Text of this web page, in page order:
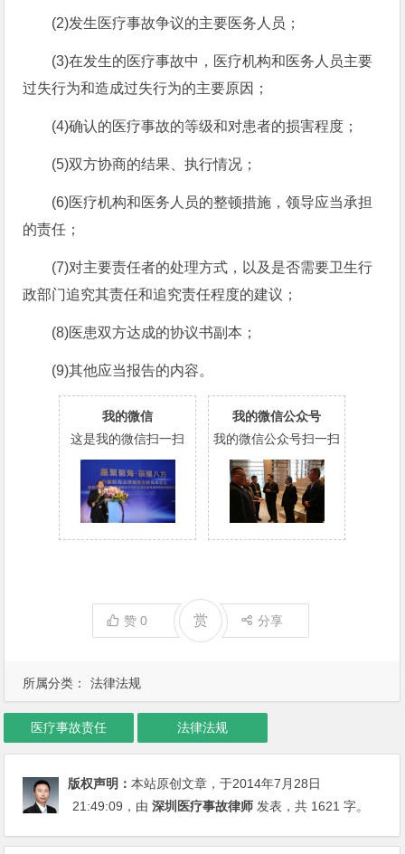
所属分类： 法律法规
(2)发生医疗事故争议的主要医务人员；
(3)在发生的医疗事故中，医疗机构和医务人员主要
过失行为和造成过失行为的主要原因；
(4)确认的医疗事故的等级和对患者的损害程度；
(5)双方协商的结果、执行情况；
(6)医疗机构和医务人员的整顿措施，领导应当承担
的责任；
(7)对主要责任者的处理方式，以及是否需要卫生行
政部门追究其责任和追究责任程度的建议；
(8)医患双方达成的协议书副本；
(9)其他应当报告的内容。
我的微信
这是我的微信扫一扫
我的微信公众号
我的微信公众号扫一扫
赞0 赏 分享
医疗事故责任 法律法规
版权声明：本站原创文章，于2014年7月28日
21:49:09 ，由深圳医疗事故律师 发表，共 1621 字。